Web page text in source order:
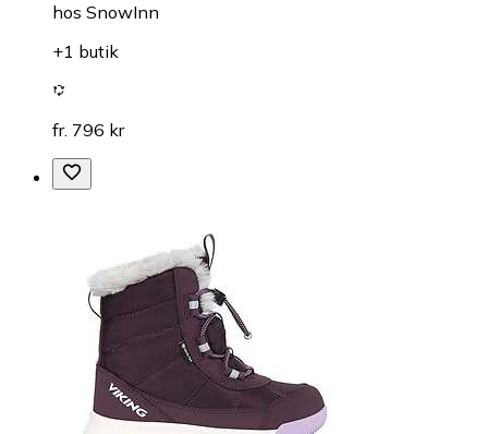
hos SnowInn
+1 butik
fr. 796 kr